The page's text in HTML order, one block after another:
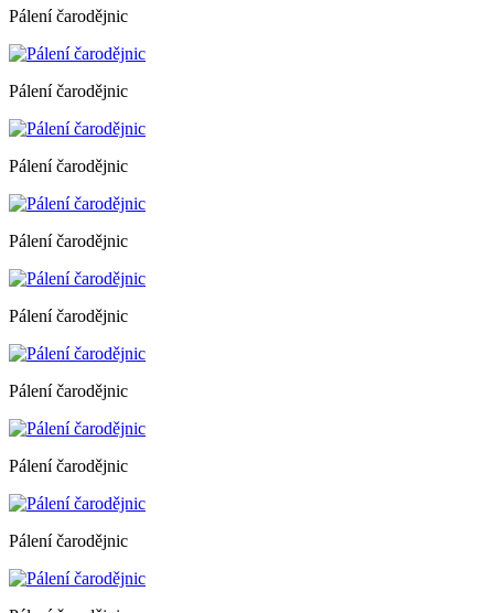
Pálení čarodějnic
Pálení čarodějnic
Pálení čarodějnic
Pálení čarodějnic
Pálení čarodějnic
Pálení čarodějnic
Pálení čarodějnic
Pálení čarodějnic